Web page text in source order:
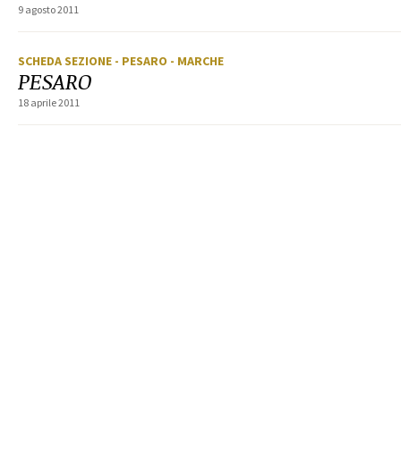
9 agosto 2011
SCHEDA SEZIONE - PESARO - MARCHE
PESARO
18 aprile 2011